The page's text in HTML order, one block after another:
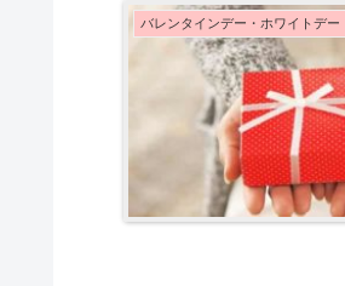
バレンタインデー・ホワイトデー